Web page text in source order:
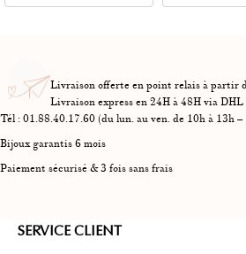
Livraison offerte en point relais à partir
Livraison express en 24H à 48H via DHL
Tél : 01.88.40.17.60 (du lun. au ven. de 10h à 13h –
Bijoux garantis 6 mois
Paiement sécurisé & 3 fois sans frais
SERVICE CLIENT